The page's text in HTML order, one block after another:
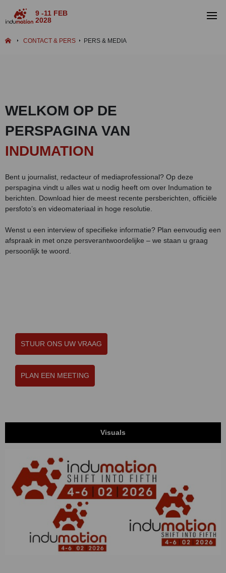
9 -11 FEB
2028
CONTACT & PERS PERS & MEDIA
WELKOM OP DE
PERSPAGINA VAN
INDUMATION
Bent u journalist, redacteur of mediaprofessional? Op deze
perspagina vindt u alles wat u nodig heeft om over Indumation te
berichten. Download hier de meest recente persberichten, officiële
persfoto’s en videomateriaal in hoge resolutie.
Wenst u een interview of specifieke informatie? Plan eenvoudig een
afspraak in met onze persverantwoordelijke – we staan u graag
persoonlijk te woord.
STUUR ONS UW VRAAG
PLAN EEN MEETING
Visuals